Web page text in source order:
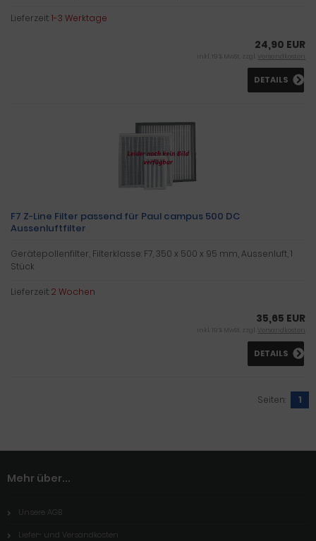
Lieferzeit:1-3 Werktage
24,90 EUR
inkl. 19 % MwSt. zzgl. Versandkosten
DETAILS
F7 Z-Line Filter passend für Paul campus 500 DC
Aussenluftfilter
Gerätepollenfilter, Filterklasse: F7, 350 x 500 x 95 mm, Aussenluft, 1
Stück
Lieferzeit:2 Wochen
35,65 EUR
inkl. 19 % MwSt. zzgl. Versandkosten
DETAILS
Seiten: 1
Mehr über...
Unsere AGB
Liefer- und Versandkosten